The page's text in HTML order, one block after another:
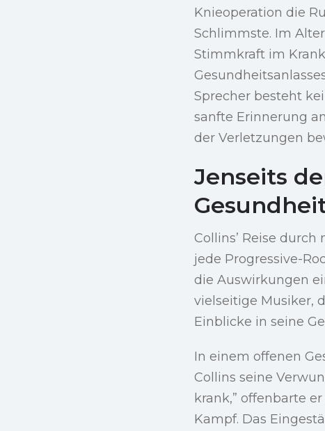
Knieoperation die
Schlimmste. Im
Stimmkraft im
Sprecher besteht
sanfte Erinnerung
der Verletzungen
Jenseits
Collins’ Reise
jede Progressive-
die Auswirkungen
vielseitige Musiker,
Einblicke in seine
In einem offenen
Collins seine
krank,” offenbarte
Kampf. Das